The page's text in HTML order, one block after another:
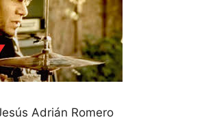
Adrián Romero